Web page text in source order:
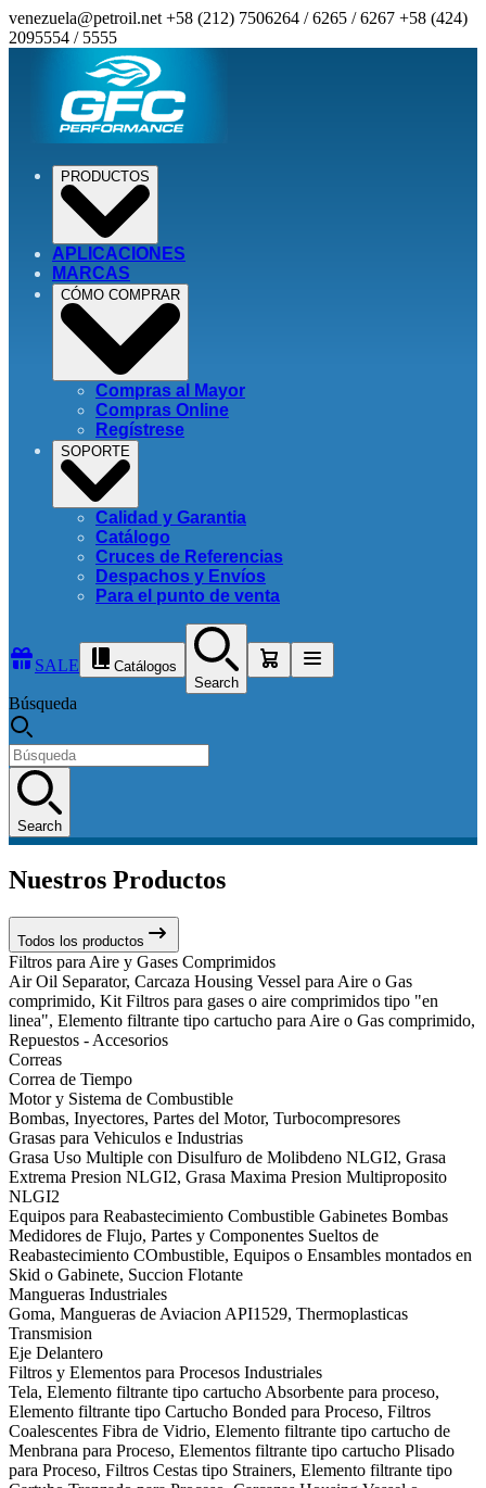
venezuela@petroil.net +58 (212) 7506264 / 6265 / 6267 +58 (424)
2095554 / 5555
PRODUCTOS
APLICACIONES
MARCAS
CÓMO COMPRAR
Compras al Mayor
Compras Online
Regístrese
SOPORTE
Calidad y Garantia
Catálogo
Cruces de Referencias
Despachos y Envíos
Para el punto de venta
SALE
Catálogos
Search
Búsqueda
Search
Nuestros Productos
Todos los productos
Filtros para Aire y Gases Comprimidos
Air Oil Separator, Carcaza Housing Vessel para Aire o Gas
comprimido, Kit Filtros para gases o aire comprimidos tipo "en
linea", Elemento filtrante tipo cartucho para Aire o Gas comprimido,
Repuestos - Accesorios
Correas
Correa de Tiempo
Motor y Sistema de Combustible
Bombas, Inyectores, Partes del Motor, Turbocompresores
Grasas para Vehiculos e Industrias
Grasa Uso Multiple con Disulfuro de Molibdeno NLGI2, Grasa
Extrema Presion NLGI2, Grasa Maxima Presion Multiproposito
NLGI2
Equipos para Reabastecimiento Combustible Gabinetes Bombas
Medidores de Flujo, Partes y Componentes Sueltos de
Reabastecimiento COmbustible, Equipos o Ensambles montados en
Skid o Gabinete, Succion Flotante
Mangueras Industriales
Goma, Mangueras de Aviacion API1529, Thermoplasticas
Transmision
Eje Delantero
Filtros y Elementos para Procesos Industriales
Tela, Elemento filtrante tipo cartucho Absorbente para proceso,
Elemento filtrante tipo Cartucho Bonded para Proceso, Filtros
Coalescentes Fibra de Vidrio, Elemento filtrante tipo cartucho de
Menbrana para Proceso, Elementos filtrante tipo cartucho Plisado
para Proceso, Filtros Cestas tipo Strainers, Elemento filtrante tipo